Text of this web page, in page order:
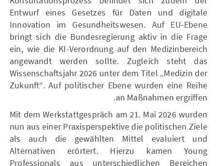
Entwurf eines Gesetzes für Daten und digitale
Innovation im Gesundheitswesen. Auf EU-Ebene
bringt sich die Bundesregierung aktiv in die Frage
ein, wie die KI-Verordnung auf den Medizinbereich
angewandt werden sollte. Zugleich steht das
Wissenschaftsjahr 2026 unter dem Titel „Medizin der
Zukunft“. Auf politischer Ebene wurden eine Reihe
an Maßnahmen ergriffen.
Mit dem Werkstattgespräch am 21. Mai 2026 wurden
nun aus einer Praxisperspektive die politischen Ziele
als auch die gewählten Mittel evaluiert und
Alternativen erörtert. Hierzu kamen Young
Professionals aus unterschiedlichen Bereichen